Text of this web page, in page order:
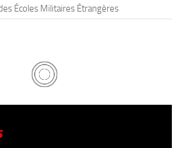
Écoles Militaires Étrangères